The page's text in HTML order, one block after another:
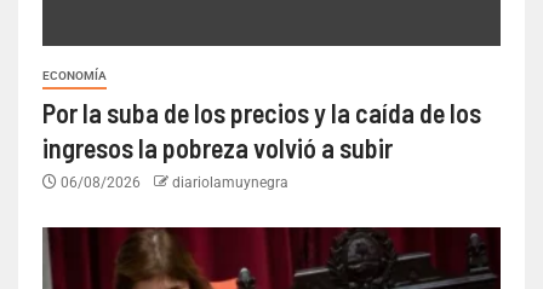
ECONOMÍA
Por la suba de los precios y la caída de los
ingresos la pobreza volvió a subir
06/08/2026 diariolamuynegra